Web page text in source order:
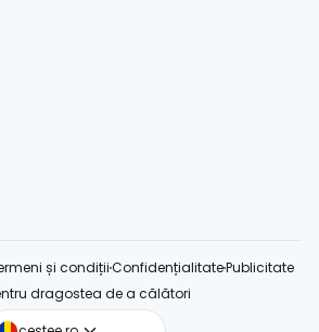
și condițiiConfidențialitatePublicitate
dragostea de a călători
cestee.com